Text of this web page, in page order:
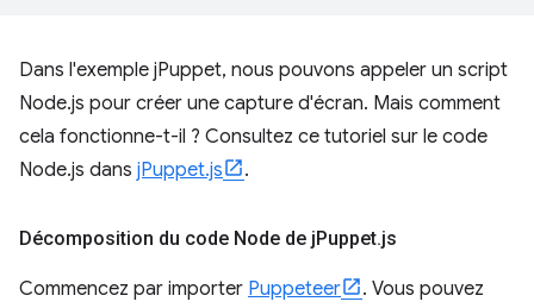
Dans l'exemple jPuppet, nous pouvons appeler un script
Node.js pour créer une capture d'écran. Mais comment
cela fonctionne-t-il ? Consultez ce tutoriel sur le code
Node.js dans jPuppet.js .
Décomposition du code Node de jPuppet.js
Commencez par importer Puppeteer
. Vous pouvez